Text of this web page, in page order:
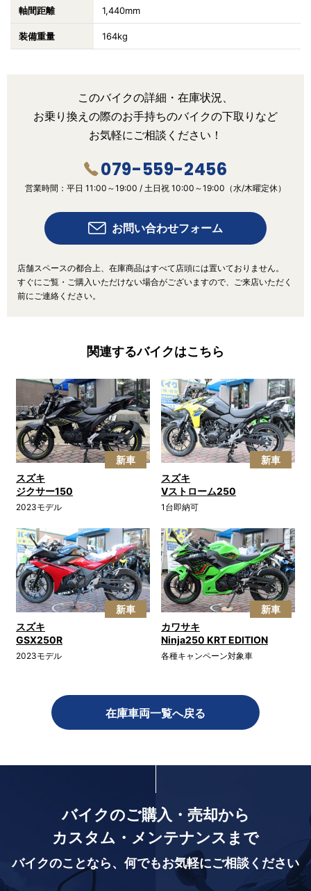
軸間距離 1,440mm
装備重量 164kg
このバイクの詳細・在庫状況、
お乗り換えの際のお手持ちのバイクの下取りなど
お気軽にご相談ください！
079-559-2456
営業時間： 平日 11:00～19:00 / 土日祝 10:00～19:00 （水/木曜定休）
お問い合わせフォーム
店舗スペースの都合上、在庫商品はすべて店頭には置いておりません。
すぐにご覧・ご購入いただけない場合がございますので、ご来店いただく
前にご連絡ください。
関連するバイクはこちら
新車
スズキ
ジクサー150
2023モデル
新車
スズキ
Vストローム250
1台即納可
新車
スズキ
GSX250R
2023モデル
新車
カワサキ
Ninja250 KRT EDITION
各種キャンペーン対象車
在庫車両一覧へ戻る
バイクのご購入・売却から
カスタム・メンテナンスまで
バイクのことなら、 何でもお気軽にご相談ください